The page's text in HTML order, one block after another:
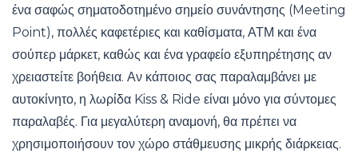
ένα σαφώς σηματοδοτημένο σημείο συνάντησης (Meeting
Point), πολλές καφετέριες και καθίσματα, ΑΤΜ και ένα
σούπερ μάρκετ, καθώς και ένα γραφείο εξυπηρέτησης αν
χρειαστείτε βοήθεια. Αν κάποιος σας παραλαμβάνει με
αυτοκίνητο, η λωρίδα Kiss & Ride είναι μόνο για σύντομες
παραλαβές. Για μεγαλύτερη αναμονή, θα πρέπει να
χρησιμοποιήσουν τον χώρο στάθμευσης μικρής διάρκειας.